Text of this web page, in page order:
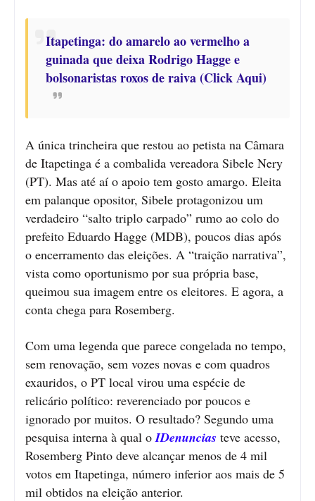
Itapetinga: do amarelo ao vermelho a
guinada que deixa Rodrigo Hagge e
bolsonaristas roxos de raiva (Click Aqui)
A única trincheira que restou ao petista na Câmara
de Itapetinga é a combalida vereadora Sibele Nery
(PT). Mas até aí o apoio tem gosto amargo. Eleita
em palanque opositor, Sibele protagonizou um
verdadeiro “salto triplo carpado” rumo ao colo do
prefeito Eduardo Hagge (MDB), poucos dias após
o encerramento das eleições. A “traição narrativa”,
vista como oportunismo por sua própria base,
queimou sua imagem entre os eleitores. E agora, a
conta chega para Rosemberg.
Com uma legenda que parece congelada no tempo,
sem renovação, sem vozes novas e com quadros
exauridos, o PT local virou uma espécie de
relicário político: reverenciado por poucos e
ignorado por muitos. O resultado? Segundo uma
pesquisa interna à qual o IDenuncias teve acesso,
Rosemberg Pinto deve alcançar menos de 4 mil
votos em Itapetinga, número inferior aos mais de 5
mil obtidos na eleição anterior.